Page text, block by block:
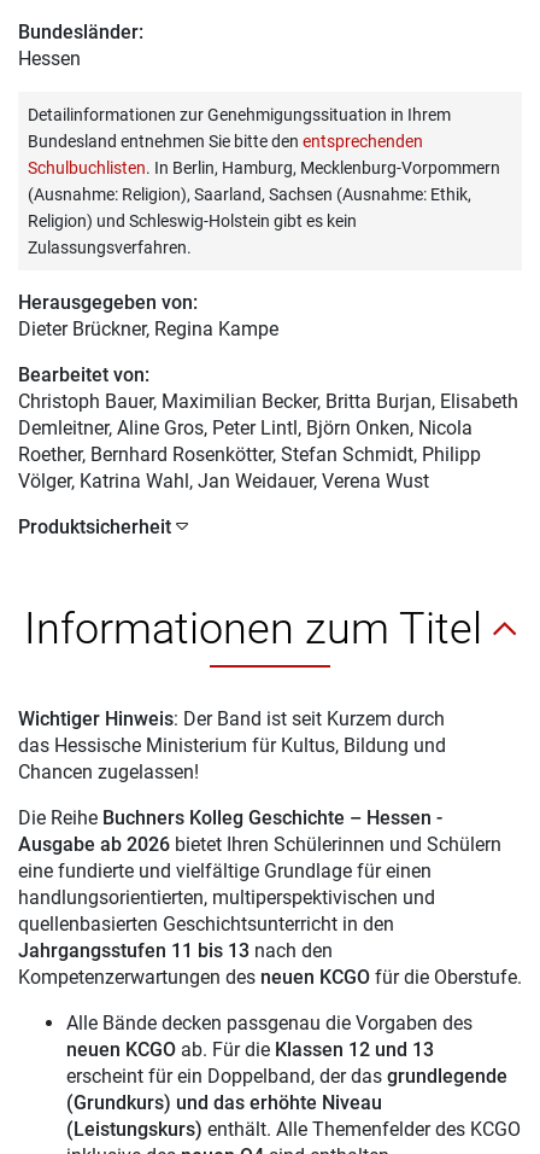
Bundesländer:
Hessen
Detailinformationen zur Genehmigungssituation in Ihrem
Bundesland entnehmen Sie bitte den entsprechenden
Schulbuchlisten. In Berlin, Hamburg, Mecklenburg-Vorpommern
(Ausnahme: Religion), Saarland, Sachsen (Ausnahme: Ethik,
Religion) und Schleswig-Holstein gibt es kein
Zulassungsverfahren.
Herausgegeben von:
Dieter Brückner, Regina Kampe
Bearbeitet von:
Christoph Bauer, Maximilian Becker, Britta Burjan, Elisabeth
Demleitner, Aline Gros, Peter Lintl, Björn Onken, Nicola
Roether, Bernhard Rosenkötter, Stefan Schmidt, Philipp
Völger, Katrina Wahl, Jan Weidauer, Verena Wust
Produktsicherheit
Informationen zum Titel
Wichtiger Hinweis: Der Band ist seit Kurzem durch
das Hessische Ministerium für Kultus, Bildung und
Chancen zugelassen!
Die Reihe Buchners Kolleg Geschichte – Hessen -
Ausgabe ab 2026 bietet Ihren Schülerinnen und Schülern
eine fundierte und vielfältige Grundlage für einen
handlungsorientierten, multiperspektivischen und
quellenbasierten Geschichtsunterricht in den
Jahrgangsstufen 11 bis 13 nach den
Kompetenzerwartungen des neuen KCGO für die Oberstufe.
Alle Bände decken passgenau die Vorgaben des
neuen KCGO ab. Für die Klassen 12 und 13
erscheint für ein Doppelband, der das grundlegende
(Grundkurs) und das erhöhte Niveau
(Leistungskurs) enthält. Alle Themenfelder des KCGO